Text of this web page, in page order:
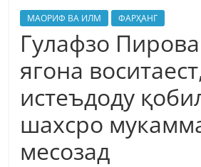
МАОРИФ ВА ИЛМ ФАРҲАНГ
Гулафзо
ягона
истеъдоду
шахсро
месозад